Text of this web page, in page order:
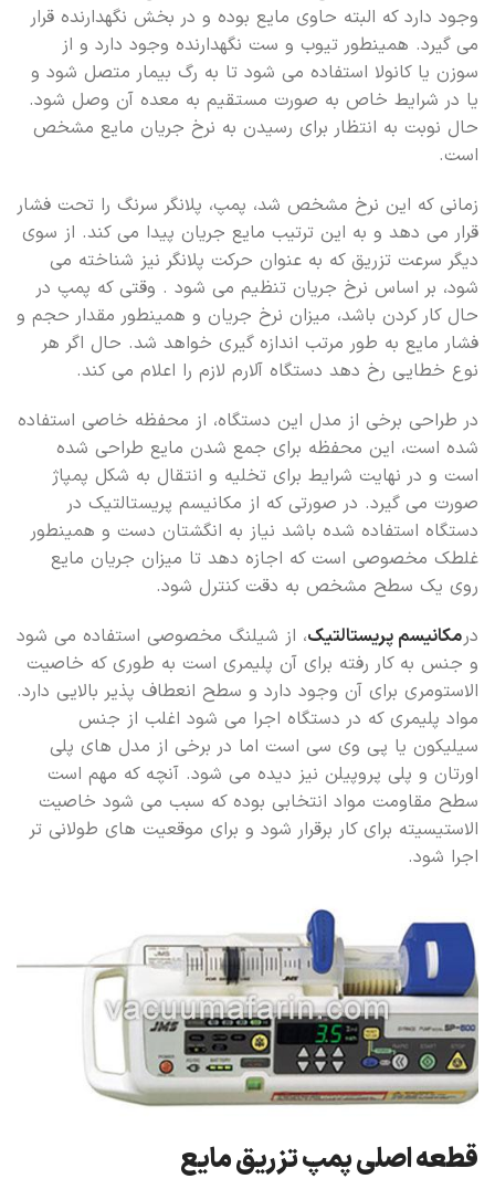
وجود دارد که البته حاوی مایع بوده و در بخش نگهدارنده قرار
می گیرد. همینطور تیوب و ست نگهدارنده وجود دارد و از
سوزن یا کانولا استفاده می شود تا به رگ بیمار متصل شود و
یا در شرایط خاص به صورت مستقیم به معده آن وصل شود.
حال نوبت به انتظار برای رسیدن به نرخ جریان مایع مشخص
است.
زمانی که این نرخ مشخص شد، پمپ، پلانگر سرنگ را تحت فشار
قرار می دهد و به این ترتیب مایع جریان پیدا می کند. از سوی
دیگر سرعت تزریق که به عنوان حرکت پلانگر نیز شناخته می
شود، بر اساس نرخ جریان تنظیم می شود . وقتی که پمپ در
حال کار کردن باشد، میزان نرخ جریان و همینطور مقدار حجم و
فشار مایع به طور مرتب اندازه گیری خواهد شد. حال اگر هر
نوع خطایی رخ دهد دستگاه آلارم لازم را اعلام می کند.
در طراحی برخی از مدل این دستگاه، از محفظه خاصی استفاده
شده است، این محفظه برای جمع شدن مایع طراحی شده
است و در نهایت شرایط برای تخلیه و انتقال به شکل پمپاژ
صورت می گیرد. در صورتی که از مکانیسم پریستالتیک در
دستگاه استفاده شده باشد نیاز به انگشتان دست و همینطور
غلطک مخصوصی است که اجازه دهد تا میزان جریان مایع
روی یک سطح مشخص به دقت کنترل شود.
درمکانیسم پریستالتیک، از شیلنگ مخصوصی استفاده می شود
و جنس به کار رفته برای آن پلیمری است به طوری که خاصیت
الاستومری برای آن وجود دارد و سطح انعطاف پذیر بالایی دارد.
مواد پلیمری که در دستگاه اجرا می شود اغلب از جنس
سیلیکون یا پی وی سی است اما در برخی از مدل های پلی
اورتان و پلی پروپیلن نیز دیده می شود. آنچه که مهم است
سطح مقاومت مواد انتخابی بوده که سبب می شود خاصیت
الاستیسیته برای کار برقرار شود و برای موقعیت های طولانی تر
اجرا شود.
قطعه اصلی پمپ تزریق مایع